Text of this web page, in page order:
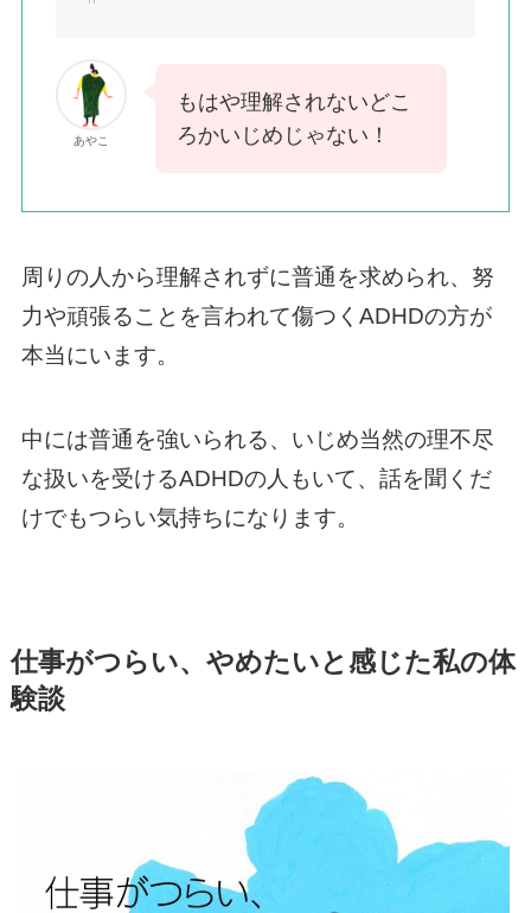
あやこ
もはや理解されないどこ
ろかいじめじゃない！
周りの人から理解されずに普通を求められ、努
力や頑張ることを言われて傷つくADHDの方が
本当にいます。
中には普通を強いられる、いじめ当然の理不尽
な扱いを受けるADHDの人もいて、話を聞くだ
けでもつらい気持ちになります。
仕事がつらい、やめたいと感じた私の体
験談